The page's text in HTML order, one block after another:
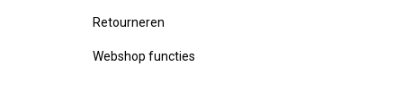
Retourneren
Webshop functies